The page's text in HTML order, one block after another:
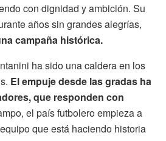
con dignidad y ambición. Su
años sin grandes alegrías,
campaña histórica.
ha sido una caldera en los
El empuje desde las gradas ha
que responden con
el país futbolero empieza a
que está haciendo historia